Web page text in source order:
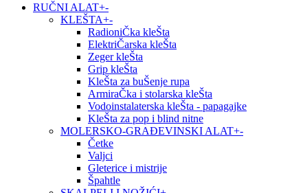
RUČNI ALAT+-
KLEŠTA+-
RadioniČka kleŠta
ElektriČarska kleŠta
Zeger kleŠta
Grip kleŠta
KleŠta za buŠenje rupa
ArmiraČka i stolarska kleŠta
Vodoinstalaterska kleŠta - papagajke
KleŠta za pop i blind nitne
MOLERSKO-GRAĐEVINSKI ALAT+-
Četke
Valjci
Gleterice i mistrije
Špahtle